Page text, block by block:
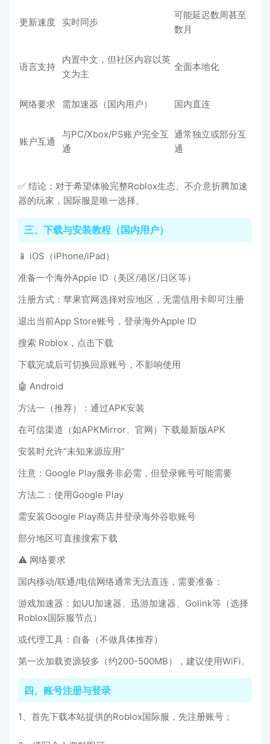
更新速度 实时同步
可能延迟数周甚至
数月
语言支持
内置中文，但社区内容以英
文为主
全面本地化
网络要求 需加速器（国内用户） 国内直连
账户互通
与PC/Xbox/PS账户完全互
通
通常独立或部分互
通
✅ 结论：对于希望体验完整Roblox生态、不介意折腾加速
器的玩家，国际服是唯一选择。
三、下载与安装教程（国内用户）
📱 iOS（iPhone/iPad）
准备一个海外Apple ID（美区/港区/日区等）
注册方式：苹果官网选择对应地区，无需信用卡即可注册
退出当前App Store账号，登录海外Apple ID
搜索 Roblox，点击下载
下载完成后可切换回原账号，不影响使用
🤖 Android
方法一（推荐）：通过APK安装
在可信渠道（如APKMirror、官网）下载最新版APK
安装时允许“未知来源应用”
注意：Google Play服务非必需，但登录账号可能需要
方法二：使用Google Play
需安装Google Play商店并登录海外谷歌账号
部分地区可直接搜索下载
⚠️ 网络要求
国内移动/联通/电信网络通常无法直连，需要准备：
游戏加速器：如UU加速器、迅游加速器、Golink等（选择
Roblox国际服节点）
或代理工具：自备（不做具体推荐）
第一次加载资源较多（约200-500MB），建议使用WiFi。
四、账号注册与登录
1、首先下载本站提供的Roblox国际服，先注册账号；